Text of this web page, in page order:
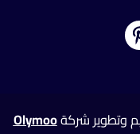
Olymoo